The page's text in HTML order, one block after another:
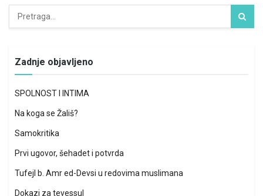
Zadnje objavljeno
SPOLNOST I INTIMA
Na koga se Žališ?
Samokritika
Prvi ugovor, šehadet i potvrda
Tufejl b. Amr ed-Devsi u redovima muslimana
Dokazi za tevessul